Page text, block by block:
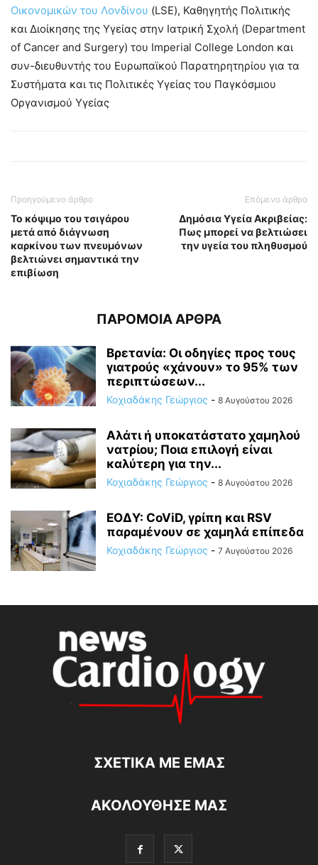
Οικονομικών του Λονδίνου (LSE), Καθηγητής Πολιτικής
και Διοίκησης της Υγείας στην Ιατρική Σχολή (Department
of Cancer and Surgery) του Imperial College London και
συν-διευθυντής του Ευρωπαϊκού Παρατηρητηρίου για τα
Συστήματα και τις Πολιτικές Υγείας του Παγκόσμιου
Οργανισμού Υγείας
Προηγούμενο άρθρο
Το κόψιμο του τσιγάρου
μετά από διάγνωση
καρκίνου των πνευμόνων
βελτιώνει σημαντικά την
επιβίωση
Επόμενο άρθρο
Δημόσια Υγεία Ακριβείας:
Πως μπορεί να βελτιώσει
την υγεία του πληθυσμού
ΠΑΡΟΜΟΙΑ ΑΡΘΡΑ
Βρετανία: Οι οδηγίες προς τους
γιατρούς «χάνουν» το 95% των
περιπτώσεων...
Κοχιαδάκης Γεώργιος - 8 Αυγούστου 2026
Αλάτι ή υποκατάστατο χαμηλού
νατρίου; Ποια επιλογή είναι
καλύτερη για την...
Κοχιαδάκης Γεώργιος - 8 Αυγούστου 2026
ΕΟΔΥ: CoViD, γρίπη και RSV
παραμένουν σε χαμηλά επίπεδα
Κοχιαδάκης Γεώργιος - 7 Αυγούστου 2026
ΣΧΕΤΙΚΆ ΜΕ ΕΜΆΣ
ΑΚΟΛΟΥΘΗΣΕ ΜΑΣ